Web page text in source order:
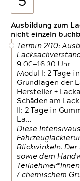
Ausbildung zum
nicht einzeln
Termin 2/10:
9.00—16.30 Uhr
Modul I: 2 Tage
Grundlagen der
Hersteller +
Schäden am
II: 2 Tage in
La…
Diese
Blickwinkeln.
sowie dem
/ chemischem